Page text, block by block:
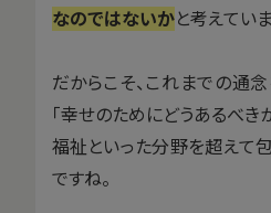
なのではないかと考えていま
だからこそ、これまでの通
「幸せのためにどうあるべき
福祉といった分野を超えて
ですね。